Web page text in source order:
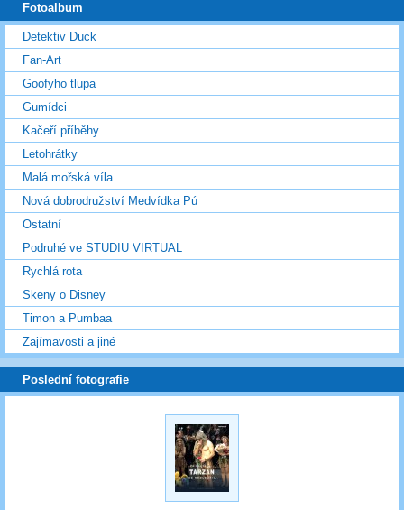
Fotoalbum
Detektiv Duck
Fan-Art
Goofyho tlupa
Gumídci
Kačeří příběhy
Letohrátky
Malá mořská víla
Nová dobrodružství Medvídka Pú
Ostatní
Podruhé ve STUDIU VIRTUAL
Rychlá rota
Skeny o Disney
Timon a Pumbaa
Zajímavosti a jiné
Poslední fotografie